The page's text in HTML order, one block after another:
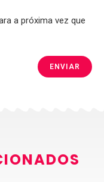
a próxima vez que